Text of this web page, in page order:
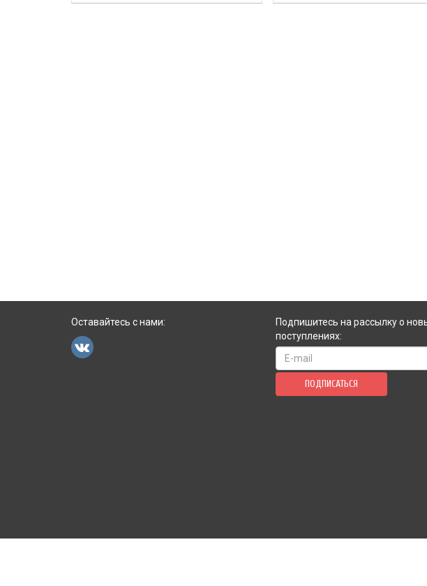
Оставайтесь с нами:
Подпишитесь на рассылку о
поступлениях:
ПОДПИСАТЬСЯ